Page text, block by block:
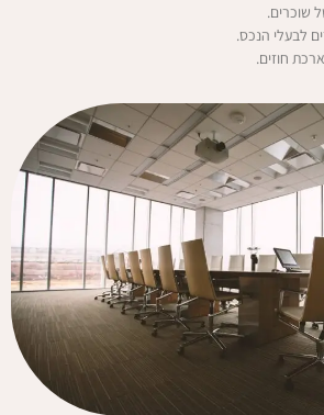
שוכרים.
לבעלי הנכס.
חוזים.